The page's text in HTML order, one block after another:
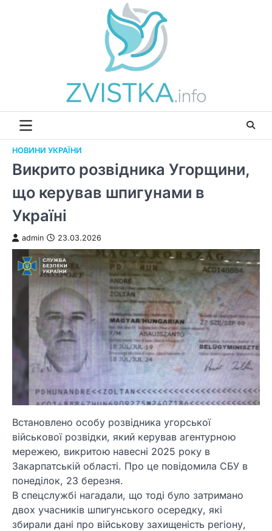
НОВИНИ УКРАЇНИ
Викрито розвідника Угорщини,
що керував шпигунами в
Україні
admin 23.03.2026
Встановлено особу розвідника угорської
військової розвідки, який керував агентурною
мережею, викритою навесні 2025 року в
Закарпатській області. Про це повідомила СБУ в
понеділок, 23 березня.
В спецслужбі нагадали, що тоді було затримано
двох учасників шпигунського осередку, які
збирали дані про військову захищеність регіону,